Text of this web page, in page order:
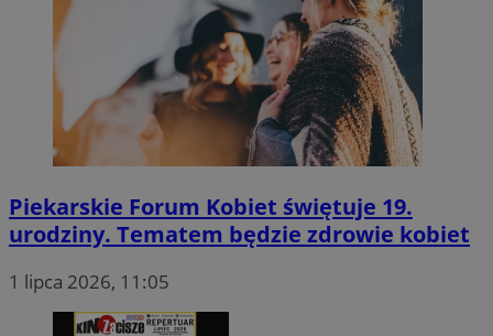
Piekarskie Forum Kobiet świętuje 19.
urodziny. Tematem będzie zdrowie kobiet
1 lipca 2026, 11:05